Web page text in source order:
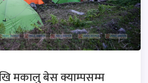
मकालु बेस क्याम्पसम्म